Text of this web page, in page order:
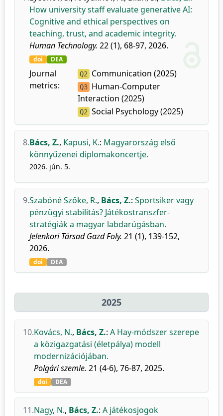
How university staff evaluate generative AI:
Cognitive and ethical perspectives on
teaching, trust, and academic integrity.
Human Technology. 22 (1), 68-97, 2026.
doi DEA
Journal
metrics:
Q2 Communication (2025)
Q3 Human-Computer
Interaction (2025)
Q2 Social Psychology (2025)
8.Bács, Z., Kapusi, K.: Magyarország első
könnyűzenei diplomakoncertje.
2026. jún. 5.
9.Szabóné Szőke, R., Bács, Z.: Sportsiker vagy
pénzügyi stabilitás? Játékostranszfer-
stratégiák a magyar labdarúgásban.
Jelenkori Társad Gazd Foly. 21 (1), 139-152,
2026.
doi DEA
2025
10.Kovács, N., Bács, Z.: A Hay-módszer szerepe
a közigazgatási (életpálya) modell
modernizációjában.
Polgári szemle. 21 (4-6), 76-87, 2025.
doi DEA
11.Nagy, N., Bács, Z.: A játékosjogok